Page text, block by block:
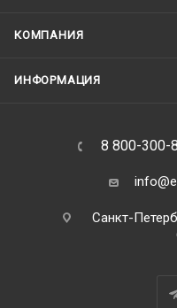
КОМПАНИЯ
ИНФОРМАЦИЯ
8 800-300-
Санкт-